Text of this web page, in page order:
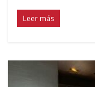
Leer más